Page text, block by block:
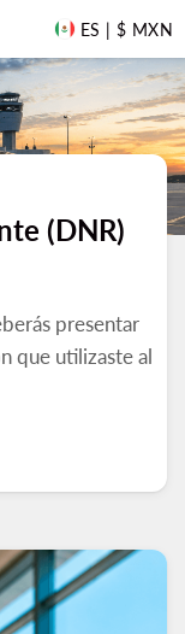
ES | $ MXN
(DNR)
presentar
que utilizaste al